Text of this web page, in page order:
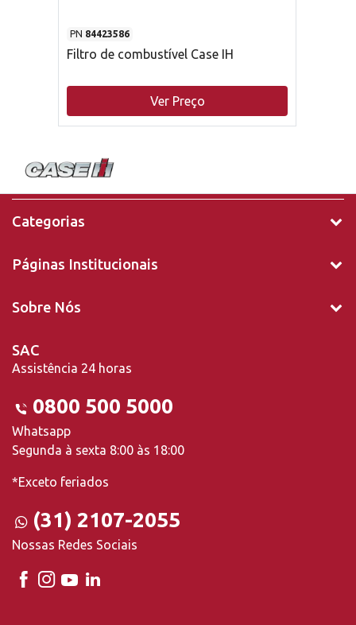
PN 84423586
Filtro de combustível Case IH
Ver Preço
Categorias
Páginas Institucionais
Sobre Nós
SAC
Assistência 24 horas
0800 500 5000
Whatsapp
Segunda à sexta 8:00 às 18:00
*Exceto feriados
(31) 2107-2055
Nossas Redes Sociais